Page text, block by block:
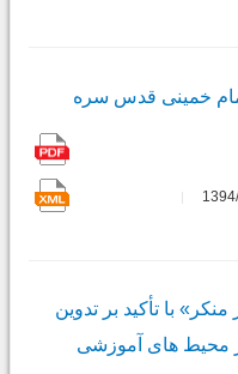
امام خمینى قدس سره
با تأکید بر تدوین
محیط هاى آموزشى